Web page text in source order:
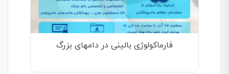
فارماکولوژی بالینی در دامهای بزرگ